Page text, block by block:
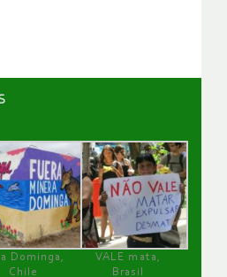
Dominga,
Chile
VALE mata,
Brasil